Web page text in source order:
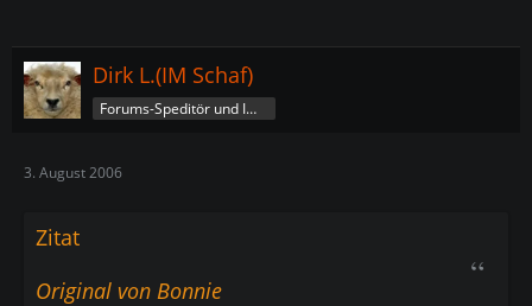
Dirk L.(IM Schaf)
Forums-Speditör und Imperatorschaf
3. August 2006
Zitat
Original von Bonnie